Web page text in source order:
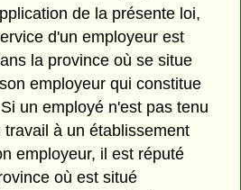
de la présente loi,
d'un employeur est
la province où se situe
employeur qui constitue
un employé n'est pas tenu
à un établissement
employeur, il est réputé
où est situé